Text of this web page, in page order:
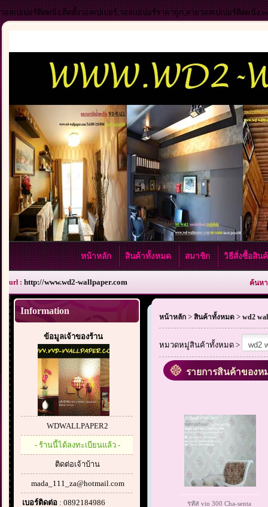
วอลเปเปอร์ติดผนัง,ติดตั้งวอลเปเปอร์,วอลเปเปอร์ราคาถูก,ลายวอลเปเปอร์ติดผนั
หน้าหลัก สินค้าทั้งหมด สมาชิก วิธีสั่งซื้อสิน
url : http://www.wd2-wallpaper.com ค้นห
Information
ข้อมูลเจ้าของร้าน
WDWALLPAPER2
- ร้านนี้ได้ลงทะเบียนแล้ว -
ติดต่อเจ้าบ้าน
mada_111_za@hotmail.com
เบอร์ติดต่อ : 0892184986
หน้าหลัก > สินค้าทั้งหมด > wd2
หมวดหมู่สินค้าทั้งหมด >
รายการสินค้าของห
รหัส vin 300 Cha-senta